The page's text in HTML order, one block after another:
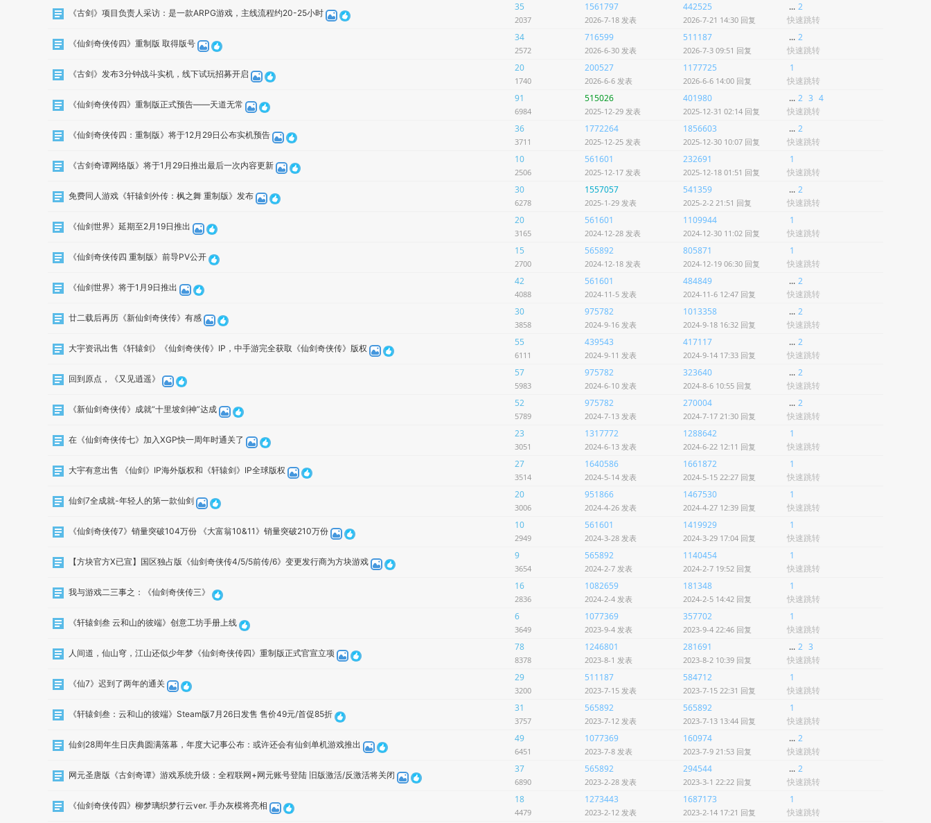
《古剑》项目负责人采访：是一款ARPG游戏，主线流程约20-25小时
35
2037
1561797
2026-7-18 发表
442525
2026-7-21 14:30 回复
... 2
快速跳转
《仙剑奇侠传四》重制版 取得版号
34
2572
716599
2026-6-30 发表
511187
2026-7-3 09:51 回复
... 2
快速跳转
《古剑》发布3分钟战斗实机，线下试玩招募开启
20
1740
200527
2026-6-6 发表
1177725
2026-6-6 14:00 回复
1
快速跳转
《仙剑奇侠传四》重制版正式预告——天道无常
91
6984
515026
2025-12-29 发表
401980
2025-12-31 02:14 回复
... 2 3 4
快速跳转
《仙剑奇侠传四：重制版》将于12月29日公布实机预告
36
3711
1772264
2025-12-25 发表
1856603
2025-12-30 10:07 回复
... 2
快速跳转
《古剑奇谭网络版》将于1月29日推出最后一次内容更新
10
2506
561601
2025-12-17 发表
232691
2025-12-18 01:51 回复
1
快速跳转
免费同人游戏《轩辕剑外传：枫之舞 重制版》发布
30
6278
1557057
2025-1-29 发表
541359
2025-2-2 21:51 回复
... 2
快速跳转
《仙剑世界》延期至2月19日推出
20
3165
561601
2024-12-28 发表
1109944
2024-12-30 11:02 回复
1
快速跳转
《仙剑奇侠传四 重制版》前导PV公开
15
2700
565892
2024-12-18 发表
805871
2024-12-19 06:30 回复
1
快速跳转
《仙剑世界》将于1月9日推出
42
4088
561601
2024-11-5 发表
484849
2024-11-6 12:47 回复
... 2
快速跳转
廿二载后再历《新仙剑奇侠传》有感
30
3858
975782
2024-9-16 发表
1013358
2024-9-18 16:32 回复
... 2
快速跳转
大宇资讯出售《轩辕剑》《仙剑奇侠传》IP，中手游完全获取《仙剑奇侠传》版权
55
6111
439543
2024-9-11 发表
417117
2024-9-14 17:33 回复
... 2
快速跳转
回到原点，《又见逍遥》
57
5983
975782
2024-6-10 发表
323640
2024-8-6 10:55 回复
... 2
快速跳转
《新仙剑奇侠传》成就“十里坡剑神”达成
52
5789
975782
2024-7-13 发表
270004
2024-7-17 21:30 回复
... 2
快速跳转
在《仙剑奇侠传七》加入XGP快一周年时通关了
23
3051
1317772
2024-6-13 发表
1288642
2024-6-22 12:11 回复
1
快速跳转
大宇有意出售 《仙剑》IP海外版权和《轩辕剑》IP全球版权
27
3514
1640586
2024-5-14 发表
1661872
2024-5-15 22:27 回复
1
快速跳转
仙剑7全成就-年轻人的第一款仙剑
20
3006
951866
2024-4-26 发表
1467530
2024-4-27 12:39 回复
1
快速跳转
《仙剑奇侠传7》销量突破104万份 《大富翁10&11》销量突破210万份
10
2949
561601
2024-3-28 发表
1419929
2024-3-29 17:04 回复
1
快速跳转
【方块官方X已宣】国区独占版《仙剑奇侠传4/5/5前传/6》变更发行商为方块游戏
9
3654
565892
2024-2-7 发表
1140454
2024-2-7 19:52 回复
1
快速跳转
我与游戏二三事之：《仙剑奇侠传三》
16
2836
1082659
2024-2-4 发表
181348
2024-2-5 14:42 回复
1
快速跳转
《轩辕剑叁 云和山的彼端》创意工坊手册上线
6
3649
1077369
2023-9-4 发表
357702
2023-9-4 22:46 回复
1
快速跳转
人间道，仙山穹，江山还似少年梦《仙剑奇侠传四》重制版正式官宣立项
78
8378
1246801
2023-8-1 发表
281691
2023-8-2 10:39 回复
... 2 3
快速跳转
《仙7》迟到了两年的通关
29
3200
511187
2023-7-15 发表
584712
2023-7-15 22:31 回复
1
快速跳转
《轩辕剑叁：云和山的彼端》Steam版7月26日发售 售价49元/首促85折
31
3757
565892
2023-7-12 发表
565892
2023-7-13 13:44 回复
1
快速跳转
仙剑28周年生日庆典圆满落幕，年度大记事公布：或许还会有仙剑单机游戏推出
49
6451
1077369
2023-7-8 发表
160974
2023-7-9 21:53 回复
... 2
快速跳转
网元圣唐版《古剑奇谭》游戏系统升级：全程联网+网元账号登陆 旧版激活/反激活将关闭
37
6890
565892
2023-2-28 发表
294544
2023-3-1 22:22 回复
... 2
快速跳转
《仙剑奇侠传四》柳梦璃织梦行云ver. 手办灰模将亮相
18
4479
1273443
2023-2-12 发表
1687173
2023-2-14 17:21 回复
1
快速跳转